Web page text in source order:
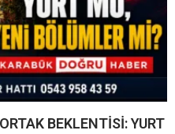
BEKLENTİSİ: YURT